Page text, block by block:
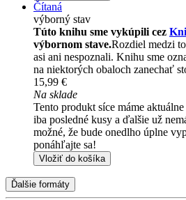
Čítaná
výborný stav
Túto knihu sme vykúpili cez
výbornom stave.Rozdiel medzi
asi ani nespoznali. Knihu sme
na niektorých obaloch zanechať
15,99 €
Na sklade
Tento produkt síce máme
iba posledné kusy a ďalšie už
možné, že bude onedlho úplne
ponáhľajte sa!
Vložiť do košíka
Ďalšie formáty